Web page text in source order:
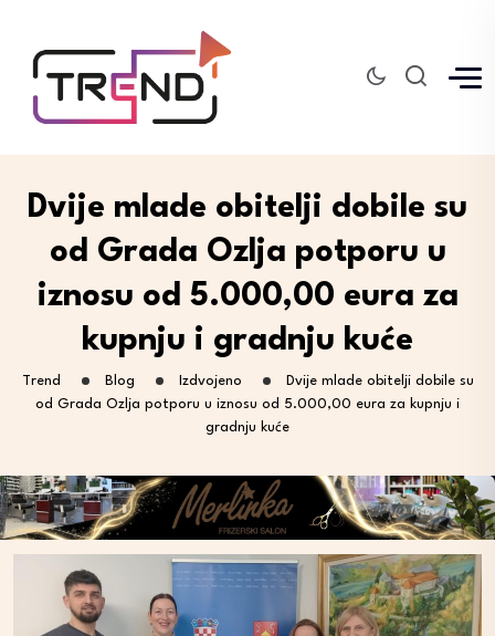
Dvije mlade obitelji dobile su
od Grada Ozlja potporu u
iznosu od 5.000,00 eura za
kupnju i gradnju kuće
Trend Blog Izdvojeno
Dvije mlade obitelji dobile su
od Grada Ozlja potporu u iznosu od 5.000,00 eura za kupnju i
gradnju kuće